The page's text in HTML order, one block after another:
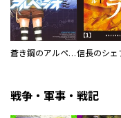
蒼き鋼のアルペジオ
戦争・軍事・戦記